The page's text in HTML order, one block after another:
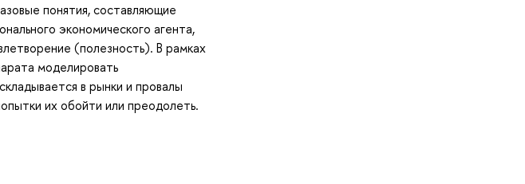
понятия, составляющие
экономического агента,
(полезность). В рамках
моделировать
в рынки и провалы
их обойти или преодолеть.